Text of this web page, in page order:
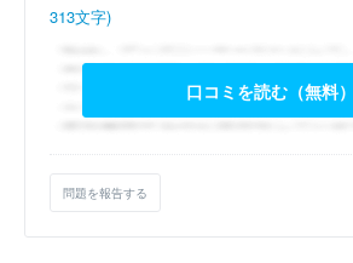
313文字)
口コミを読む（無料）
問題を報告する